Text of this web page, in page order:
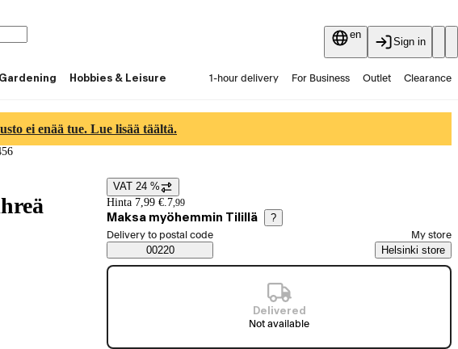
en
Sign in
Hobbies & Leisure 1-hour delivery For Business Outlet Clearance
ei enää tue. Lue lisää täältä.
Price details
VAT 24 %
Hinta 7,99 €. 7,99
Maksa myöhemmin Tilillä ?
Saatavuustiedot
Select order method
Delivery to postal code
00220
My store
Helsinki store
Delivered
Not available